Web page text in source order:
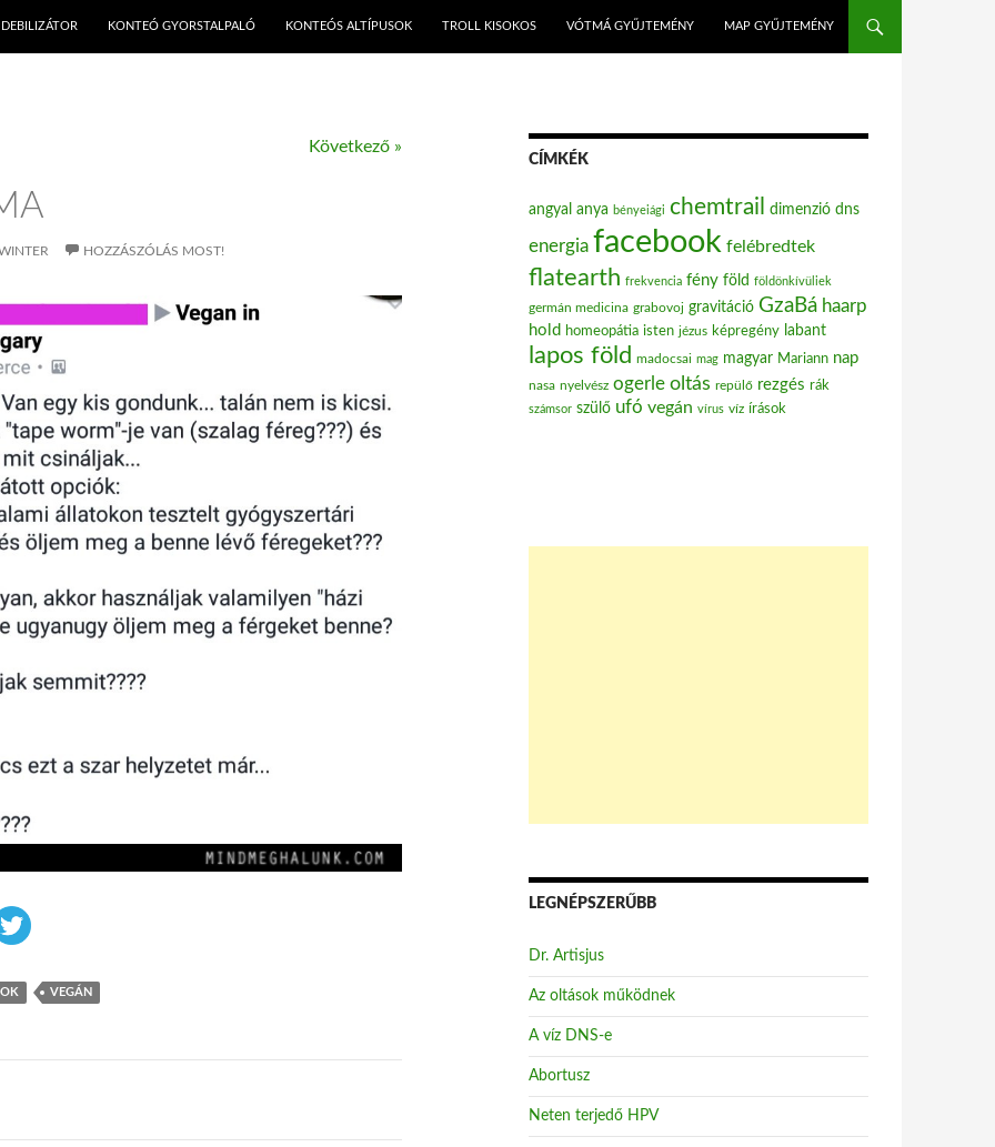
DEBILIZÁTOR
KONTEÓ GYORSTALPALÓ KONTEÓS ALTÍPUSOK TROLL KISOKOS VÓTMÁ GYŰJTEMÉNY MAP GYŰJTEMÉNY
Következő »
HOZZÁSZÓLÁS MOST!
VEGÁN
CÍMKÉK
angyal anya bényeiági chemtrail dimenzió dns
energia facebook felébredtek
flatearth frekvencia fény föld földönkívüliek
germán medicina grabovoj gravitáció GzaBá haarp
hold homeopátia isten jézus képregény labant
lapos föld madocsai mag magyar Mariann nap
nasa nyelvész ogerle oltás repülő rezgés rák
számsor szülő ufó vegán vírus víz írások
LEGNÉPSZERŰBB
Dr. Artisjus
Az oltások működnek
A víz DNS-e
Abortusz
Neten terjedő HPV